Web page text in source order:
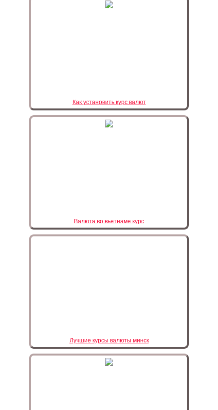
Как установить курс валют
Валюта во вьетнаме курс
Лучшие курсы валюты минск